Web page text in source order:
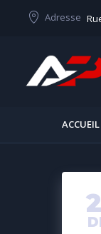
Adresse
ACCUEIL